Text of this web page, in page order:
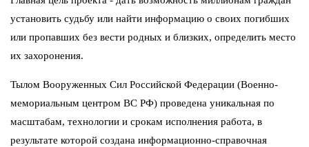
установить судьбу или найти информацию о своих погибших
или пропавших без вести родных и близких, определить место
их захоронения.
Тылом Вооруженных Сил Российской Федерации (Военно-
мемориальным центром ВС РФ) проведена уникальная по
масштабам, технологии и срокам исполнения работа, в
результате которой создана информационно-справочная